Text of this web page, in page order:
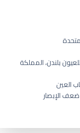
بلندن، المملكة
العين
الإبصار